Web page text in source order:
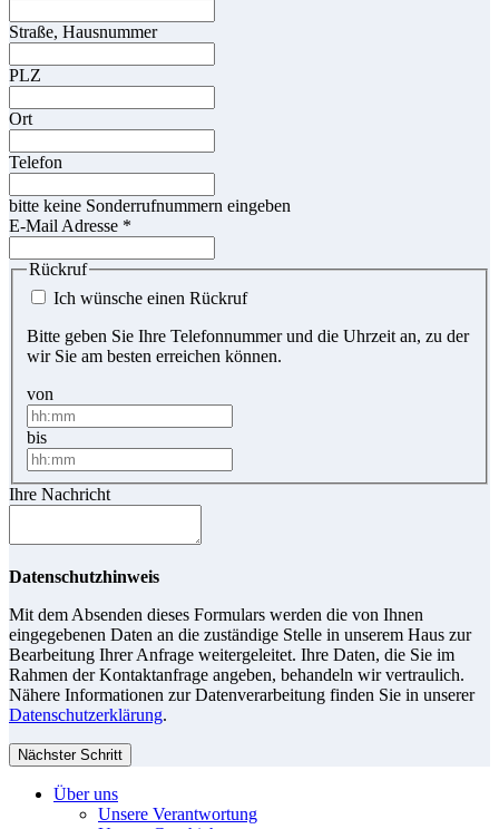
Straße, Hausnummer
PLZ
Ort
Telefon
bitte keine Sonderrufnummern eingeben
E-Mail Adresse *
Rückruf
Ich wünsche einen Rückruf
Bitte geben Sie Ihre Telefonnummer und die Uhrzeit an, zu der
wir Sie am besten erreichen können.
von
bis
Ihre Nachricht
Datenschutzhinweis
Mit dem Absenden dieses Formulars werden die von Ihnen
eingegebenen Daten an die zuständige Stelle in unserem Haus zur
Bearbeitung Ihrer Anfrage weitergeleitet. Ihre Daten, die Sie im
Rahmen der Kontaktanfrage angeben, behandeln wir vertraulich.
Nähere Informationen zur Datenverarbeitung finden Sie in unserer
Datenschutzerklärung.
Nächster Schritt
Über uns
Unsere Verantwortung